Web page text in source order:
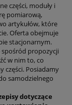
części, moduły i
pomiarową,
artykułów, które
Oferta obejmuje
stacjonarnym.
spośród propozycji
w nim to, co
części. Posiadamy
samodzielnego
dotyczące